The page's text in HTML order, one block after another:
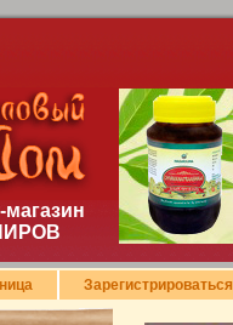
магазин
Зарегистрироваться